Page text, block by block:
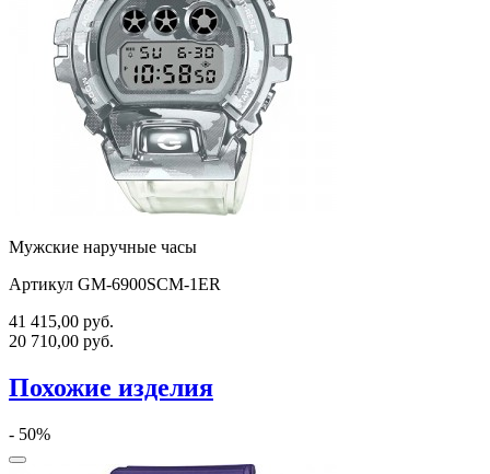
Мужские наручные часы
Артикул GM-6900SCM-1ER
41 415,00 руб.
20 710,00 руб.
Похожие изделия
- 50%